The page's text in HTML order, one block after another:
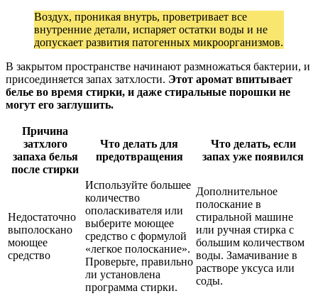
Воздух, проникая внутрь, проветривает все
внутренние детали, испаряет остатки воды и не
допускает развития патогенных микроорганизмов.
В закрытом пространстве начинают размножаться бактерии, и
присоединяется запах затхлости. Этот аромат впитывает
белье во время стирки, и даже стиральные порошки не
могут его заглушить.
Причина
затхлого
запаха белья
после стирки
Что делать для
предотвращения
Что делать, если
запах уже появился
Недостаточно
выполоскано
моющее
средство
Используйте большее
количество
ополаскивателя или
выберите моющее
средство с формулой
«легкое полоскание».
Проверьте, правильно
ли установлена
программа стирки.
Дополнительное
полоскание в
стиральной машине
или ручная стирка с
большим количеством
воды. Замачивание в
растворе уксуса или
соды.